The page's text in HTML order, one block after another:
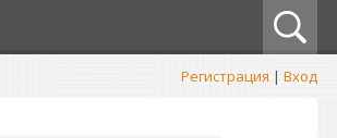
Регистрация | Вход